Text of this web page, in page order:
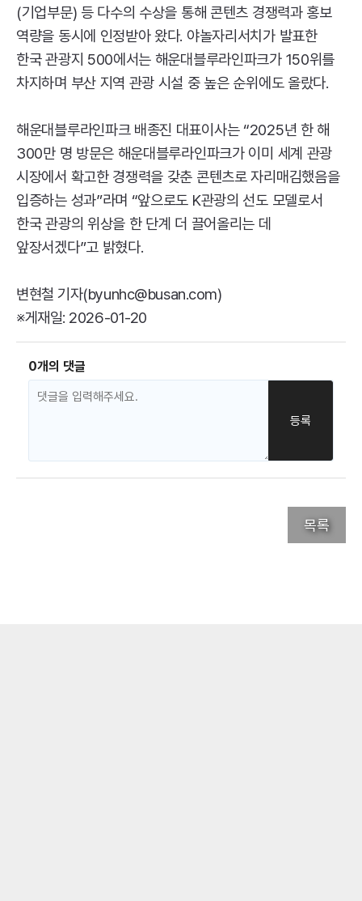
(기업부문) 등 다수의 수상을 통해 콘텐츠 경쟁력과 홍보
역량을 동시에 인정받아 왔다. 야놀자리서치가 발표한
한국 관광지 500에서는 해운대블루라인파크가 150위를
차지하며 부산 지역 관광 시설 중 높은 순위에도 올랐다.
해운대블루라인파크 배종진 대표이사는 “2025년 한 해
300만 명 방문은 해운대블루라인파크가 이미 세계 관광
시장에서 확고한 경쟁력을 갖춘 콘텐츠로 자리매김했음을
입증하는 성과”라며 “앞으로도 K관광의 선도 모델로서
한국 관광의 위상을 한 단계 더 끌어올리는 데
앞장서겠다”고 밝혔다.
변현철 기자(byunhc@busan.com)
※게재일: 2026-01-20
0개의 댓글
목록